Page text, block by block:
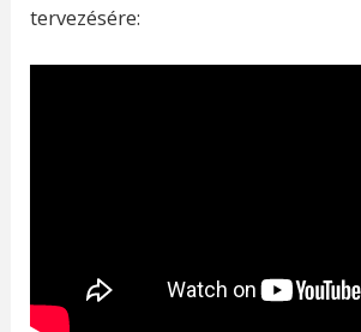
tervezésére: